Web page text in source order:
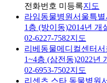
전화번호 미등록지도
라임동물병원서울특별
1층 (방이동)2014년 개
02-6227-7582지도
리베동물메디컬센터서
1~4층 (삼전동)2022년
02-6953-7502지도
리센츠 스타 동물병원